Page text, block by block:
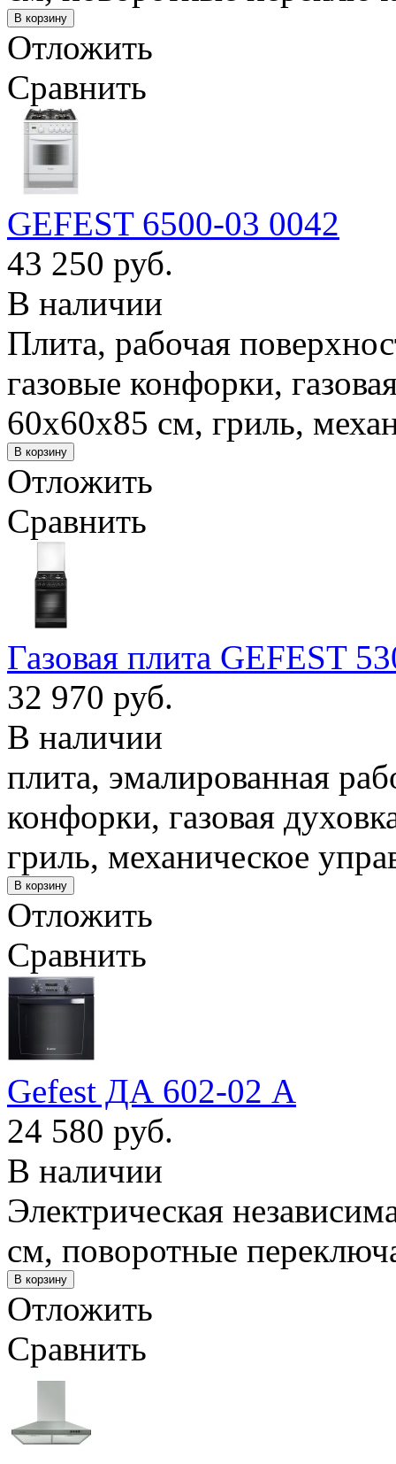
Отложить
Сравнить
GEFEST 6500-03 0042
43 250 руб.
В наличии
Плита, рабочая
газовые конфорки,
60x60x85 см, гриль,
Отложить
Сравнить
Газовая плита GEFEST
32 970 руб.
В наличии
плита, эмалированная
конфорки, газовая
гриль, механическое
Отложить
Сравнить
Gefest ДА 602-02 А
24 580 руб.
В наличии
Электрическая
см, поворотные
Отложить
Сравнить